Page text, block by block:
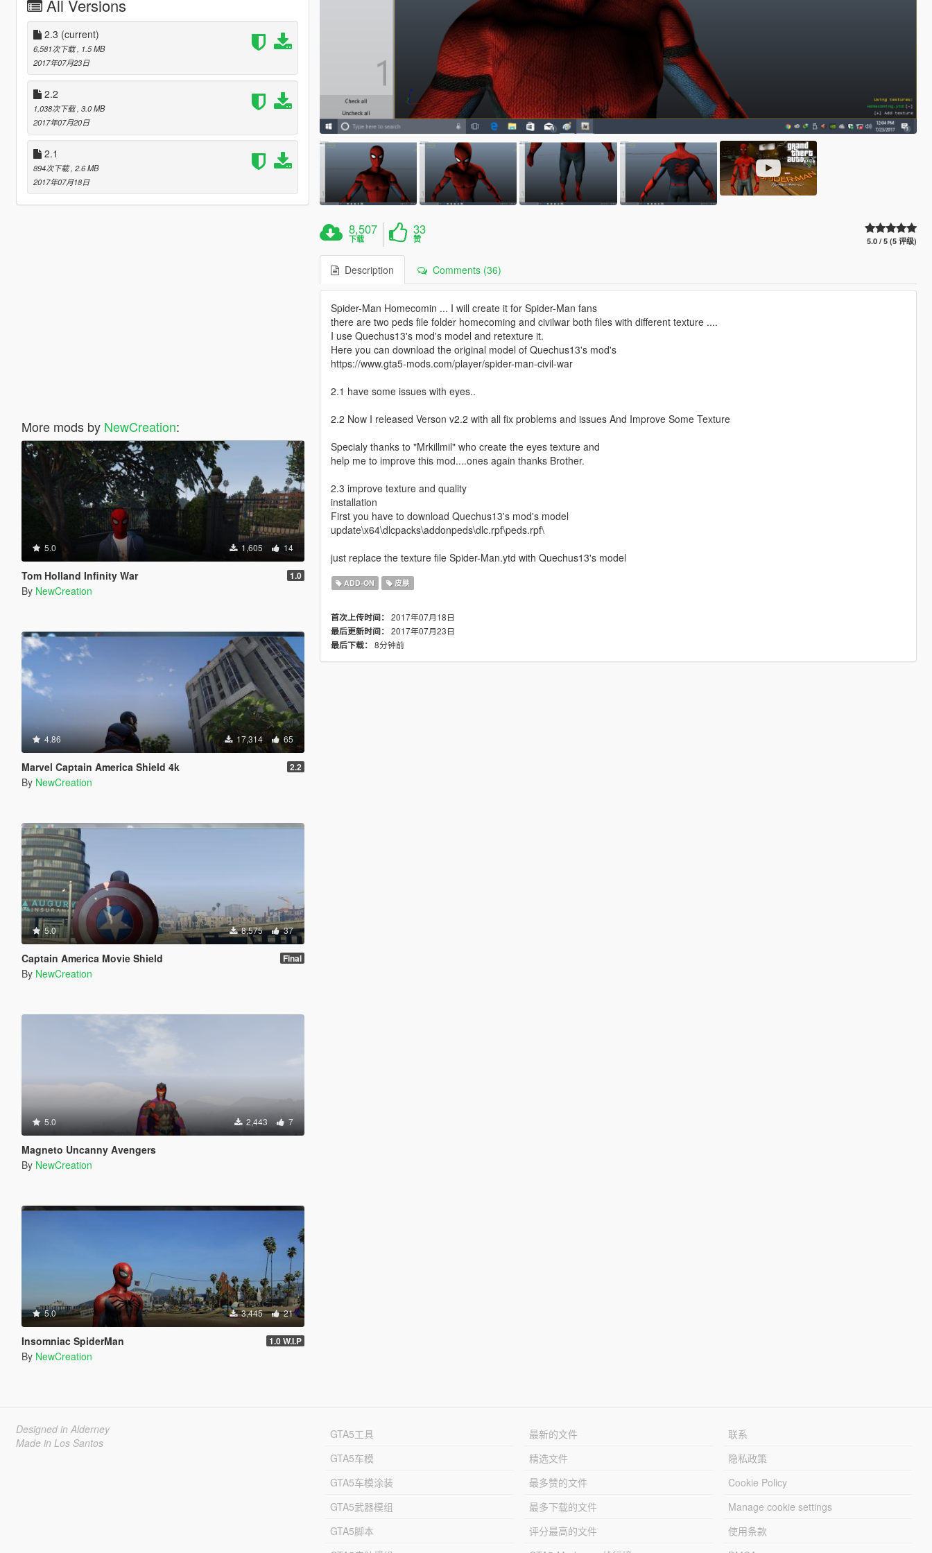
All Versions
2.3 (current)
6,581次下载 , 1.5 MB
2017年07月23日
2.2
1,038次下载 , 3.0 MB
2017年07月20日
2.1
894次下载 , 2.6 MB
2017年07月18日
More mods by NewCreation:
5.0 1,605 14
Tom Holland Infinity War 1.0
By NewCreation
4.86 17,314 65
Marvel Captain America Shield 4k 2.2
By NewCreation
5.0 8,575 37
Captain America Movie Shield Final
By NewCreation
5.0 2,443 7
Magneto Uncanny Avengers
By NewCreation
5.0 3,445 21
Insomniac SpiderMan 1.0 W.I.P
By NewCreation
8,507
下载
33
赞 5.0 / 5 (5 评级)
Description Comments (36)
Spider-Man Homecomin ... I will create it for Spider-Man fans
there are two peds file folder homecoming and civilwar both files with different texture ....
I use Quechus13's mod's model and retexture it.
Here you can download the original model of Quechus13's mod's
https://www.gta5-mods.com/player/spider-man-civil-war
2.1 have some issues with eyes..
2.2 Now I released Verson v2.2 with all fix problems and issues And Improve Some Texture
Specialy thanks to "Mrkillmil" who create the eyes texture and
help me to improve this mod....ones again thanks Brother.
2.3 improve texture and quality
installation
First you have to download Quechus13's mod's model
update\x64\dlcpacks\addonpeds\dlc.rpf\peds.rpf\
just replace the texture file Spider-Man.ytd with Quechus13's model
ADD-ON 皮肤
首次上传时间： 2017年07月18日
最后更新时间： 2017年07月23日
最后下载： 8分钟前
Designed in Alderney
Made in Los Santos
GTA5工具
GTA5车模
GTA5车模涂装
GTA5武器模组
GTA5脚本
最新的文件
精选文件
最多赞的文件
最多下载的文件
评分最高的文件
联系
隐私政策
Cookie Policy
Manage cookie settings
使用条款